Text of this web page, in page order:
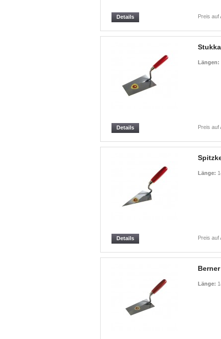
Preis auf
Details
Längen:
Preis auf
Details
Länge:
Preis auf
Details
Länge: